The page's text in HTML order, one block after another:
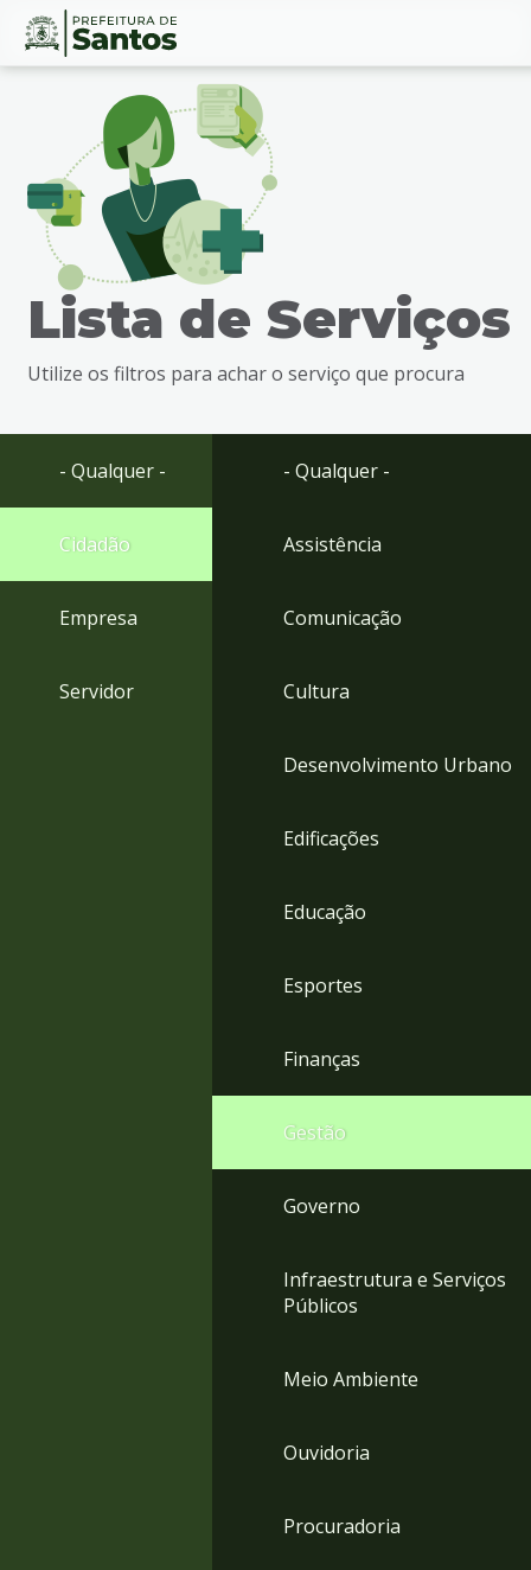
Ir
busca
Ir
rodapé
Conteúdo
Lista de Serviços
Utilize os filtros para achar o serviço que procura
- Qualquer -
Cidadão
Empresa
Servidor
- Qualquer -
Assistência
Comunicação
Cultura
Desenvolvimento Urbano
Edificações
Educação
Esportes
Finanças
Gestão
Governo
Infraestrutura e Serviços
Públicos
Meio Ambiente
Ouvidoria
Procuradoria